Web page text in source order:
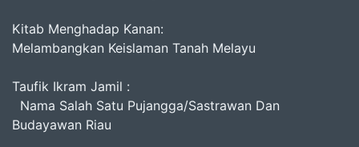
Kitab Menghadap Kanan:
Melambangkan Keislaman Tanah Melayu
Taufik Ikram Jamil :
Nama Salah Satu Pujangga/Sastrawan Dan
Budayawan Riau